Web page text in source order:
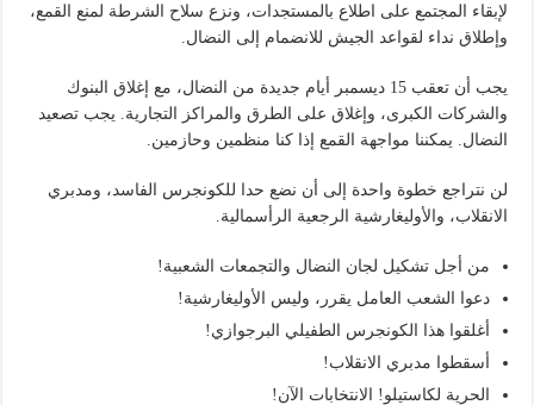
لإبقاء المجتمع على اطلاع بالمستجدات، ونزع سلاح الشرطة لمنع القمع،
وإطلاق نداء لقواعد الجيش للانضمام إلى النضال.
يجب أن تعقب 15 ديسمبر أيام جديدة من النضال، مع إغلاق البنوك
والشركات الكبرى، وإغلاق على الطرق والمراكز التجارية. يجب تصعيد
النضال. يمكننا مواجهة القمع إذا كنا منظمين وحازمين.
لن نتراجع خطوة واحدة إلى أن نضع حدا للكونجرس الفاسد، ومدبري
الانقلاب، والأوليغارشية الرجعية الرأسمالية.
من أجل تشكيل لجان النضال والتجمعات الشعبية!
دعوا الشعب العامل يقرر، وليس الأوليغارشية!
أغلقوا هذا الكونجرس الطفيلي البرجوازي!
أسقطوا مدبري الانقلاب!
الحرية لكاستيلو! الانتخابات الآن!